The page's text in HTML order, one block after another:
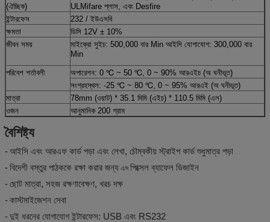
(ঐচ্ছিক)
ULMifare প্লাস, এবং Desfire
ইন্টারফেস
232 / ইউএসবি
ক্ষমতা
ডিসি 12V ± 10%
জীবন সময়
মাইক্রো সুইচ: 500,000 বার Min আইসি যোগাযোগ: 300,000 বার
Min
পরিবেশ শর্তাবলী
অপারেশন: 0 ℃ ~ 50 ℃, 0 ~ 90% আরএইচ (অ ঘনীভূত)
সংগ্রহস্থল: -25 ℃ ~ 80 ℃, 0 ~ 95% আরএই (অ ঘনীভূত)
মাত্রা
78mm (ওয়াট) * 35.1 মিমি (এইচ) * 110.5 মিমি (এল)
ওজন
আনুমানিক 200 গ্রাম
বৈশিষ্ট্য
-আইসি এবং আরএফ কার্ড পড়া এবং লেখা, চৌম্বকীয় স্ট্রাইপ কার্ড শুধুমাত্র পড়া
-বিদেশী বস্তুর পাঠককে রক্ষা করার জন্য এস পিক্সেল ব্যাফেল ডিজাইন
-ছোট মাত্রা, সহজ রক্ষণাবেক্ষণ, খরচ দক্ষ
-কাস্টমাইজেশন সেবা
-দুই ধরনের যোগাযোগ ইন্টারফেস: USB এবং RS232